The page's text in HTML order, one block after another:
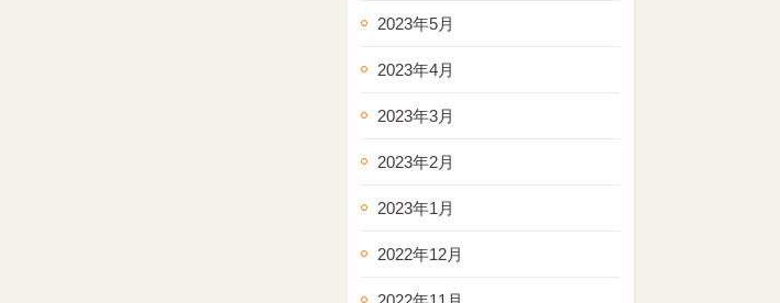
2023年5月
2023年4月
2023年3月
2023年2月
2023年1月
2022年12月